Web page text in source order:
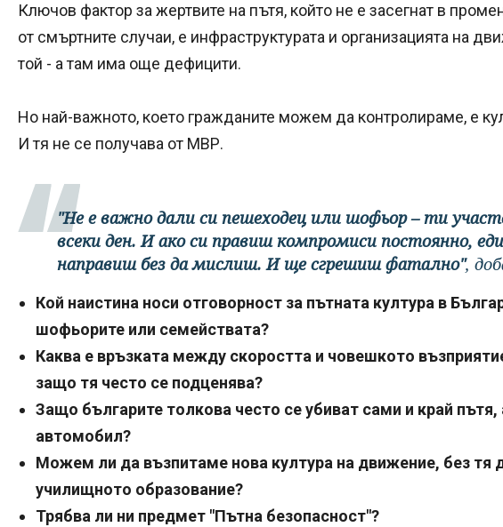
Ключов фактор за жертвите на пътя, който не е засегнат в
от смъртните случаи, е инфраструктурата и организацията на
той - а там има още дефицити.
Но най-важното, което гражданите можем да контролираме, е
И тя не се получава от МВР.
"Не е важно дали си пешеходец или шофьор – ти
всеки ден. И ако си правиш компромиси постоянно,
направиш без да мислиш. И ще сгрешиш фатално",
Кой наистина носи отговорност за пътната култура в
шофьорите или семействата?
Каква е връзката между скоростта и човешкото
защо тя често се подценява?
Защо българите толкова често се убиват сами и край пътя,
автомобил?
Можем ли да възпитаме нова култура на движение, без тя
училищното образование?
Трябва ли ни предмет "Пътна безопасност"?